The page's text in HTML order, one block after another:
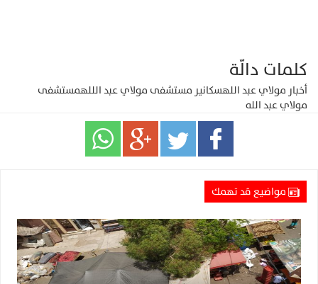
كلمات دالّة
أخبار مولاي عبد اللهسكانير مستشفى مولاي عبد الللهمستشفى
مولاي عبد الله
مواضيع قد تهمك